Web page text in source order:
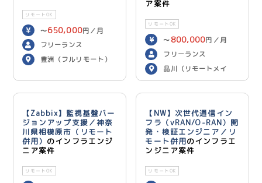
リモートOK
〜650,000円／月
フリーランス
豊洲（フルリモート）
ア案件
リモートOK
〜 800,000円／月
フリーランス
品川（リモートメイ
ン）
【Zabbix】監視基盤バー
ジョンアップ支援／神奈
川県相模原市（リモート
併用） のインフラエンジ
ニア案件
リモートOK
【NW】次世代通信イン
フラ（vRAN/O-RAN）開
発・検証エンジニア／リ
モート併用のインフラエ
ンジニア案件
リモートOK